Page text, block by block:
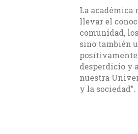
La académica
llevar el
comunidad,
sino también
positivamente
desperdicio y
nuestra
y la sociedad”.